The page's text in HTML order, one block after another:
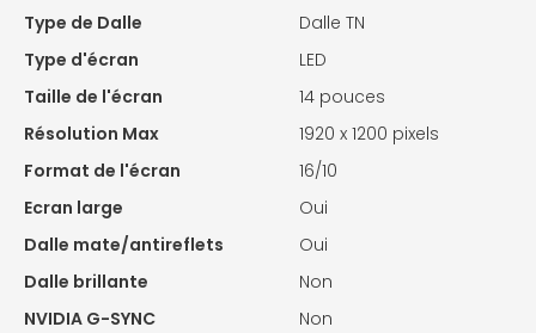
Type de Dalle
Dalle TN
Type d'écran
LED
Taille de l'écran
14 pouces
Résolution Max
1920 x 1200 pixels
Format de l'écran
16/10
Ecran large
Oui
Dalle mate/antireflets
Oui
Dalle brillante
Non
NVIDIA G-SYNC
Non